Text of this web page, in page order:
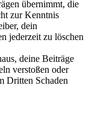
übernimmt, die
zur Kenntnis
dein
jederzeit zu löschen
deine Beiträge
verstoßen oder
Dritten Schaden